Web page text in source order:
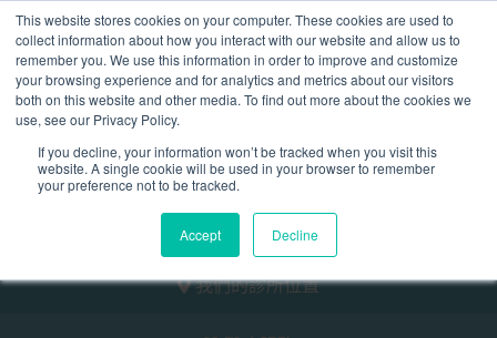
This website stores cookies on your computer. These cookies are used to
collect information about how you interact with our website and allow us to
remember you. We use this information in order to improve and customize
your browsing experience and for analytics and metrics about our visitors
both on this website and other media. To find out more about the cookies we
use, see our Privacy Policy.
If you decline, your information won’t be tracked when you visit this
website. A single cookie will be used in your browser to remember
your preference not to be tracked.
Accept Decline
2155 9055
預約
我們的診所位置